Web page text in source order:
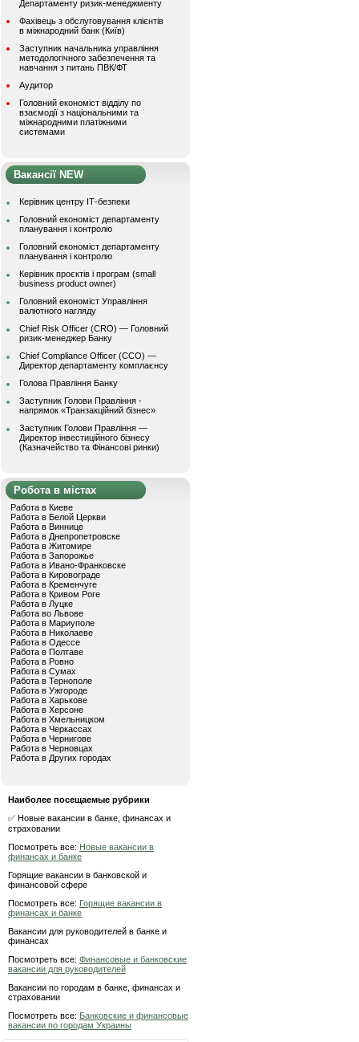
Департаменту ризик-менеджменту
Фахівець з обслуговування клієнтів
в міжнародний банк (Київ)
Заступник начальника управління
методологічного забезпечення та
навчання з питань ПВК/ФТ
Аудитор
Головний економіст відділу по
взаємодії з національними та
міжнародними платіжними
системами
Вакансії NEW
Керівник центру ІТ-безпеки
Головний економіст департаменту
планування і контролю
Головний економіст департаменту
планування і контролю
Керівник проєктів і програм (small
business product owner)
Головний економіст Управління
валютного нагляду
Chief Risk Officer (CRO) — Головний
ризик-менеджер Банку
Chief Compliance Officer (CCO) —
Директор департаменту комплаєнсу
Голова Правління Банку
Заступник Голови Правління -
напрямок «Транзакційний бізнес»
Заступник Голови Правління —
Директор інвестиційного бізнесу
(Казначейство та Фінансові ринки)
Робота в містах
Работа в Киеве
Работа в Белой Церкви
Работа в Виннице
Работа в Днепропетровске
Работа в Житомире
Работа в Запорожье
Работа в Ивано-Франковске
Работа в Кировограде
Работа в Кременчуге
Работа в Кривом Роге
Работа в Луцке
Работа во Львове
Работа в Мариуполе
Работа в Николаеве
Работа в Одессе
Работа в Полтаве
Работа в Ровно
Работа в Сумах
Работа в Тернополе
Работа в Ужгороде
Работа в Харькове
Работа в Херсоне
Работа в Хмельницком
Работа в Черкассах
Работа в Чернигове
Работа в Черновцах
Работа в Других городах
Наиболее посещаемые рубрики
✅ Новые вакансии в банке, финансах и
страховании
Посмотреть все: Новые вакансии в
финансах и банке
Горящие вакансии в банковской и
финансовой сфере
Посмотреть все: Горящие вакансии в
финансах и банке
Вакансии для руководителей в банке и
финансах
Посмотреть все: Финансовые и банковские
вакансии для руководителей
Вакансии по городам в банке, финансах и
страховании
Посмотреть все: Банковские и финансовые
вакансии по городам Украины